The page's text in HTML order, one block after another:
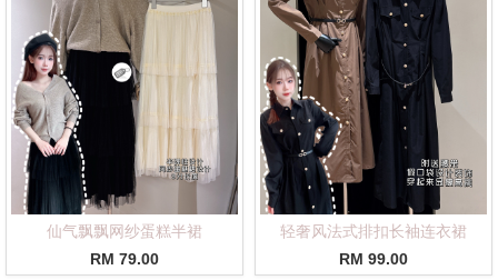
仙气飘飘网纱蛋糕半裙
RM 79.00
轻奢风法式排扣长袖连衣裙
RM 99.00